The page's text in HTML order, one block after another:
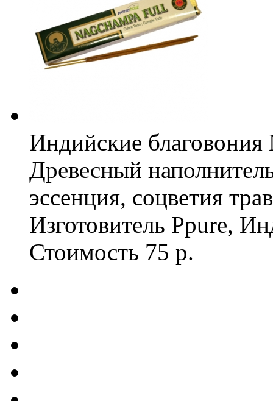
Индийские
Древесный
эссенция, соцветия
Изготовитель Ppure,
Стоимость 75 р.